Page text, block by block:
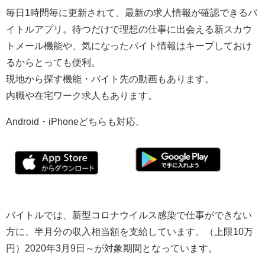
毎日1時間毎に更新されて、最新の求人情報が確認できるバ
イトルアプリ。待つだけで理想の仕事に出会える新スカウ
トメール機能や、気になったバイト情報はキープしておけ
るからとっても便利。
現地から探す機能・バイト先の動画もあります。
内職や在宅ワーク求人もあります。
Android・iPhoneどちらも対応。
バイトルでは、新型コロナウイルス感染で仕事ができない
方に、半月分の収入相当額を支給しています。（上限10万
円）2020年3月9日～が対象期間となっています。